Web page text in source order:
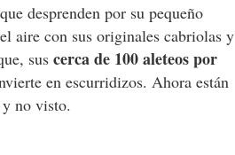
desprenden por su pequeño
aire con sus originales cabriolas y
suscerca de 100 aleteos por
en escurridizos. Ahora están
y no visto.